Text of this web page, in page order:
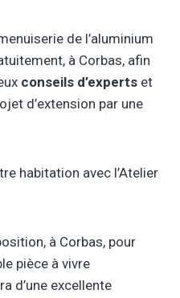
de l’aluminium
à Corbas, afin
conseils d’experts et
d’extension par une
habitation avec l’Atelier
à Corbas, pour
pièce à vivre
d’une excellente